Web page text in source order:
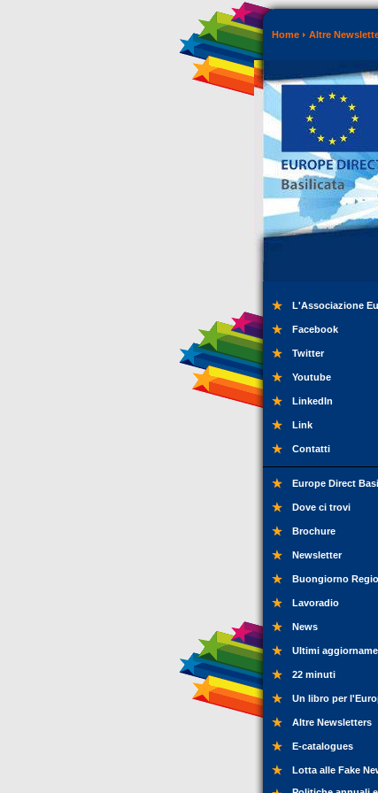
Home Altre
L'Associazione
Facebook
Twitter
Youtube
LinkedIn
Link
Contatti
Europe Direct
Dove ci trovi
Brochure
Newsletter
Buongiorno
Lavoradio
News
Ultimi
22 minuti
Un libro per
Altre Newsletters
E-catalogues
Lotta alle Fake